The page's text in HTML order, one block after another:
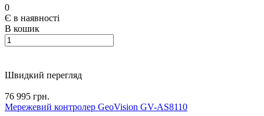
0
Є в наявності
В кошик
Швидкий перегляд
76 995 грн.
Мережевий контролер GeoVision GV-AS8110